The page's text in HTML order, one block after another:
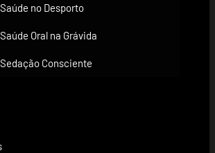
Saúde no Desporto
Saúde Oral na Grávida
Sedação Consciente